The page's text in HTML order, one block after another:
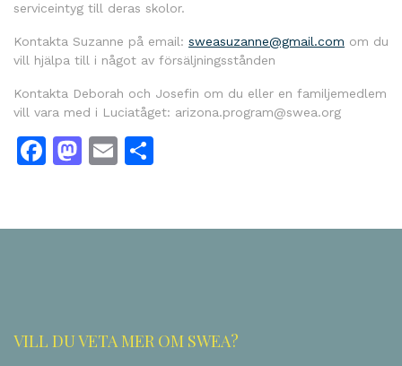
serviceintyg till deras skolor.
Kontakta Suzanne på email: sweasuzanne@gmail.com om du
vill hjälpa till i något av försäljningsstånden
Kontakta Deborah och Josefin om du eller en familjemedlem
vill vara med i Luciatåget: arizona.program@swea.org
Facebook
Mastodon
Email
VILL DU VETA MER OM SWEA?